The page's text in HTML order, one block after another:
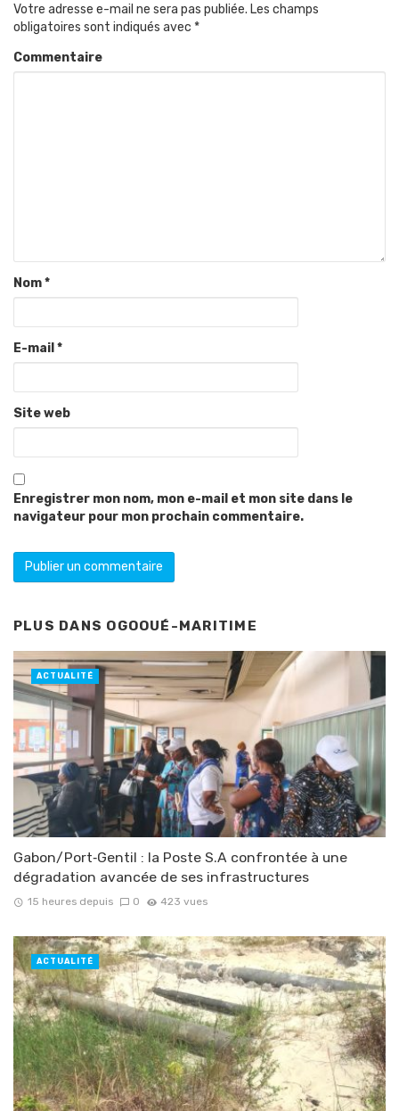
Votre adresse e-mail ne sera pas publiée. Les champs
obligatoires sont indiqués avec *
Commentaire
Nom*
E-mail *
Site web
Enregistrer mon nom, mon e-mail et mon site dans le
navigateur pour mon prochain commentaire.
PLUS DANS OGOOUÉ-MARITIME
Gabon/Port‑Gentil : la Poste S.A confrontée à une
dégradation avancée de ses infrastructures
15 heures depuis 0 423 vues
ACTUALITÉ
ACTUALITÉ